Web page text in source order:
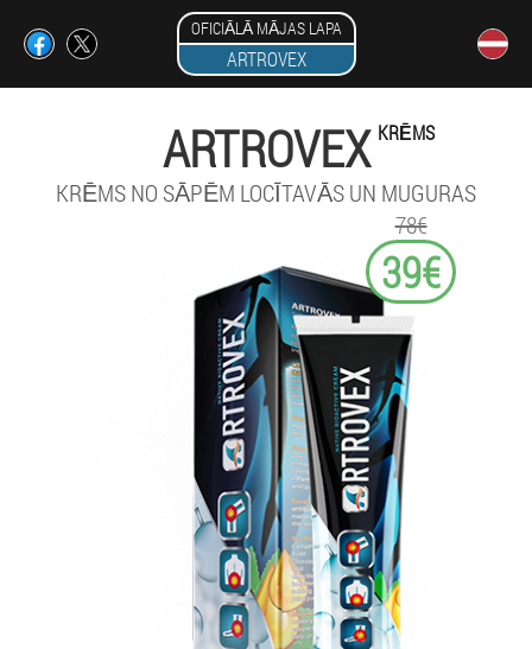
OFICIĀLĀ MĀJAS LAPA
ARTROVEX
ARTROVEX KRĒMS
KRĒMS NO SĀPĒM LOCĪTAVĀS UN MUGURAS
78€
39€